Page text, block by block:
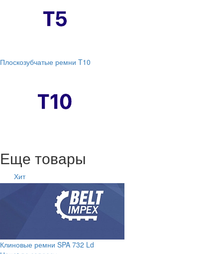
Плоскозубчатые ремни T10
Еще товары
Хит
Клиновые ремни SPA 732 Ld